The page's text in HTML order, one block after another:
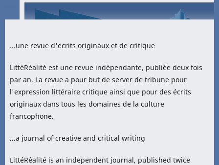
...une revue d'ecrits originaux et de critique
LittéRéalité est une revue indépendante, publiée deux fois
par an. La revue a pour but de server de tribune pour
l'expression littéraire critique ainsi que pour des écrits
originaux dans tous les domaines de la culture
francophone.
...a journal of creative and critical writing
LittéRéalité is an independent journal, published twice